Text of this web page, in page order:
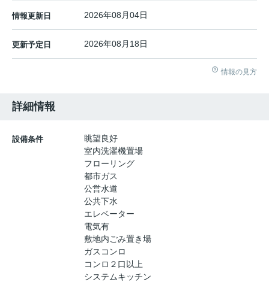
情報更新日 2026年08月04日
更新予定日 2026年08月18日
情報の見方
詳細情報
設備条件
眺望良好
室内洗濯機置場
フローリング
都市ガス
公営水道
公共下水
エレベーター
電気有
敷地内ごみ置き場
ガスコンロ
コンロ２口以上
システムキッチン